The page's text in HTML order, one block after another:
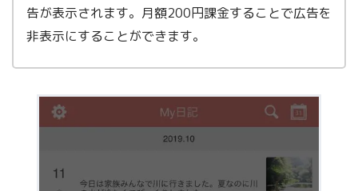
告が表示されます。月額200円課金することで広告を
非表示にすることができます。